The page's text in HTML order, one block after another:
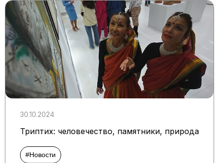
30.10.2024
Триптих: человечество, памятники, природа
#Новости